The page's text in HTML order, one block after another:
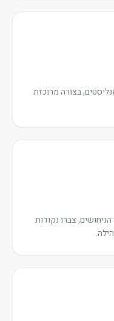
בצורה מרוכזת
צברו נקודות